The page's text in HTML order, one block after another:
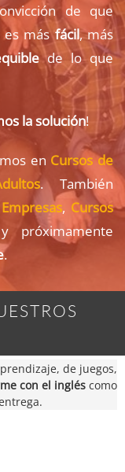
de que
es másfácil, más
de lo que
la solución!
en Cursos de
. También
, Cursos
próximamente
.
de juegos,
con el ingléscomo